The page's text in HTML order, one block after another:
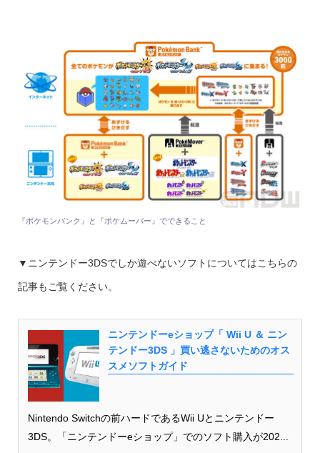
『ポケモンバンク』と『ポケムーバー』でできること
▼ニンテンドー3DSでしか遊べないソフトについてはこちらの
記事もご覧ください。
ニンテンドーeショップ「 Wii U ＆ ニン
テンドー3DS 」買い逃さないためのオス
スメソフトガイド
Nintendo Switchの前ハードであるWii Uとニンテンドー
3DS。「ニンテンドーeショップ」でのソフト購入が202...